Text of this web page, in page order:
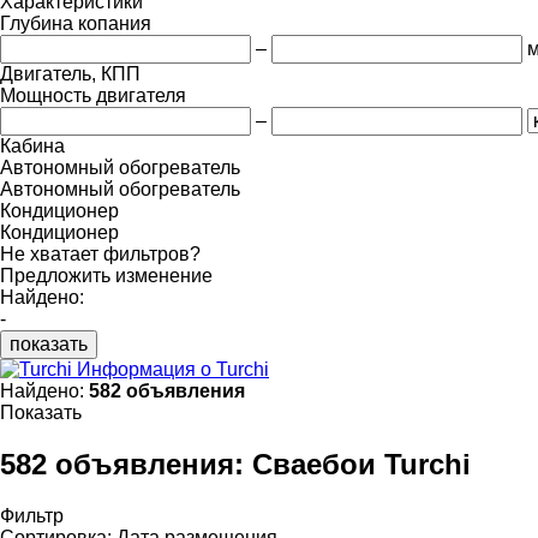
Глубина копания
–
Двигатель, КПП
Мощность двигателя
–
Кабина
Автономный обогреватель
Автономный обогреватель
Кондиционер
Кондиционер
Не хватает фильтров?
Предложить изменение
Найдено:
-
показать
Информация о Turchi
Найдено: 582 объявления
Показать
582 объявления: Сваебои Turchi
Фильтр